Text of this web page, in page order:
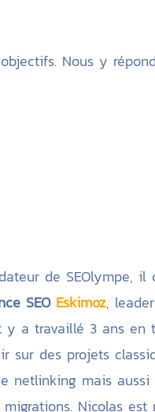
Nous y
de SEOlympe, il
SEO Eskimoz,
y a travaillé 3 ans en
des projets
netlinking mais aussi
Nicolas